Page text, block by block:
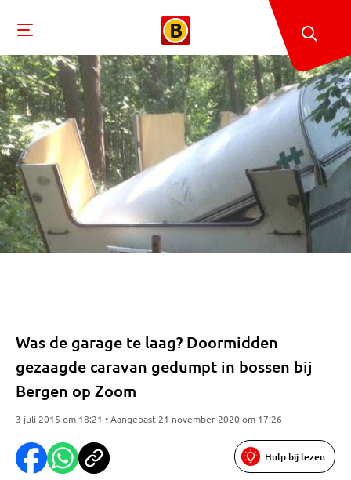
Was de garage te laag? Doormidden
gezaagde caravan gedumpt in bossen bij
Bergen op Zoom
3 juli 2015 om 18:21 • Aangepast 21 november 2020 om 17:26
Hulp bij lezen